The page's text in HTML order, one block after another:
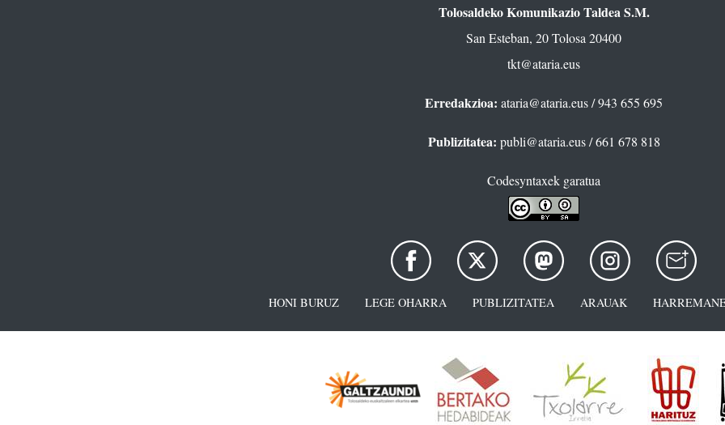
Tolosaldeko Komunikazio Taldea S.M.
San Esteban, 20 Tolosa 20400
tkt@ataria.eus
Erredakzioa: ataria@ataria.eus/ 943 655 695
Publizitatea: publi@ataria.eus/ 661 678 818
Codesyntaxek garatua
HONI BURUZ LEGE OHARRA PUBLIZITATEA ARAUAK